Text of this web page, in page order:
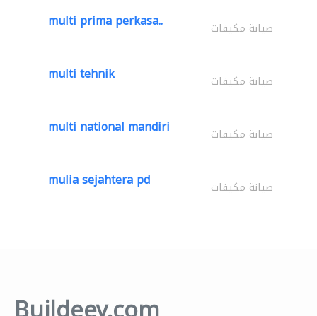
multi prima perkasa.. صيانة مكيفات
multi tehnik صيانة مكيفات
multi national mandiri صيانة مكيفات
mulia sejahtera pd صيانة مكيفات